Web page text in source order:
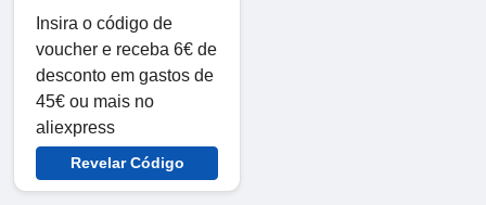
Insira o código de
voucher e receba 6€ de
desconto em gastos de
45€ ou mais no
aliexpress
Revelar Código